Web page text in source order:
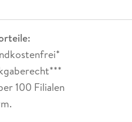
100 Filialen